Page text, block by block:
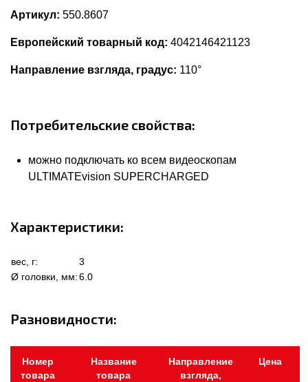
Артикул: 550.8607
Европейский товарный код: 4042146421123
Направление взгляда, градус: 110°
Потребительские свойства:
можно подключать ко всем видеоскопам
ULTIMATEvision SUPERCHARGED
Характеристики:
вес, г:
3
Ø головки, мм:6.0
Разновидности:
Номер
товара
Название
товара
Направление
взгляда,
Цена